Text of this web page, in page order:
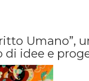
Umano”,
di idee e